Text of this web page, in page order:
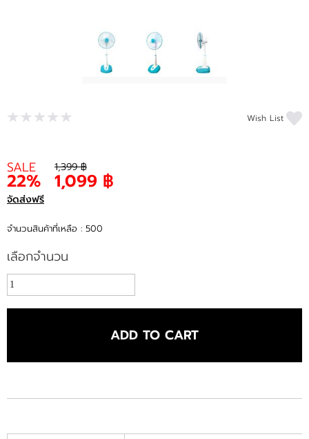
Wish List
SALE
22%
1,399 ฿
1,099 ฿
จัดส่งฟรี
จำนวนสินค้าที่เหลือ : 500
เลือกจำนวน
ADD TO CART